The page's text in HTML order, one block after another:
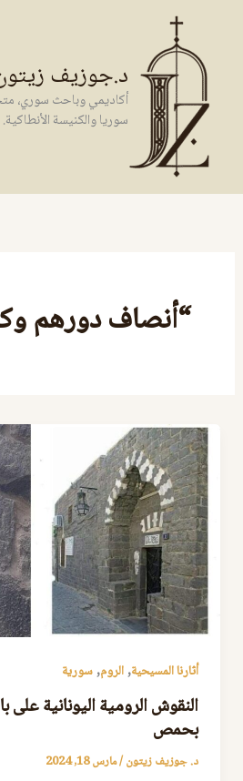
المحتوى
د.جوزيف
أكاديمي وباحث سوري،
سوريا والكنيسة الأنطاكية.
“أنصاف دورهم
أثارنا المسيحية,الروم,سورية
النقوش الرومية اليونانية
بحمص
د. جوزيف زيتون/مارس 18, 2024